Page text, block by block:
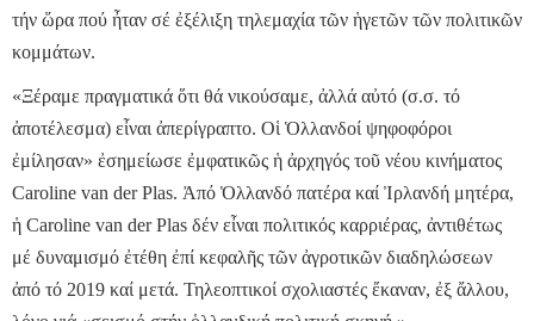
τήν ὥρα πού ἦταν σέ ἐξέλιξη τηλεμαχία τῶν ἡγετῶν τῶν πολιτικῶν
κομμάτων.
«Ξέραμε πραγματικά ὅτι θά νικούσαμε, ἀλλά αὐτό (σ.σ. τό
ἀποτέλεσμα) εἶναι ἀπερίγραπτο. Οἱ Ὁλλανδοί ψηφοφόροι
ἐμίλησαν» ἐσημείωσε ἐμφατικῶς ἡ ἀρχηγός τοῦ νέου κινήματος
Caroline van der Plas. Ἀπό Ὁλλανδό πατέρα καί Ἰρλανδή μητέρα,
ἡ Caroline van der Plas δέν εἶναι πολιτικός καρριέρας, ἀντιθέτως
μέ δυναμισμό ἐτέθη ἐπί κεφαλῆς τῶν ἀγροτικῶν διαδηλώσεων
ἀπό τό 2019 καί μετά. Τηλεοπτικοί σχολιαστές ἔκαναν, ἐξ ἄλλου,